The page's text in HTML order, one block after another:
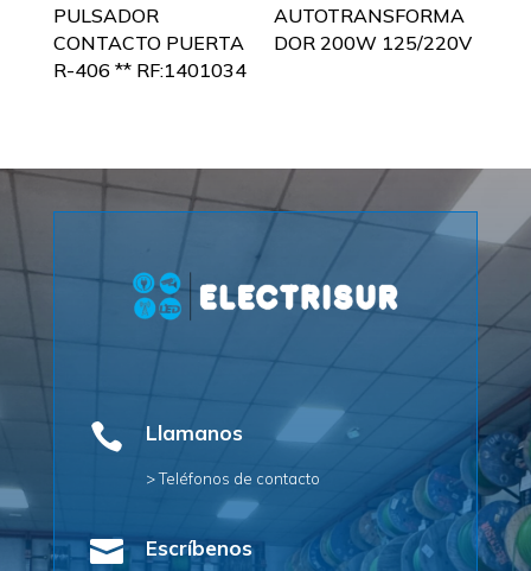
PULSADOR
CONTACTO PUERTA
R-406 ** RF:1401034
AUTOTRANSFORMA
DOR 200W 125/220V
 Llamanos
> Teléfonos de contacto
 Escríbenos